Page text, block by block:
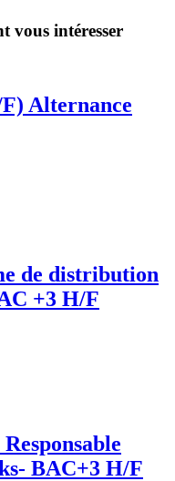
vous intéresser
Alternance
de distribution
+3 H/F
BAC+3 H/F